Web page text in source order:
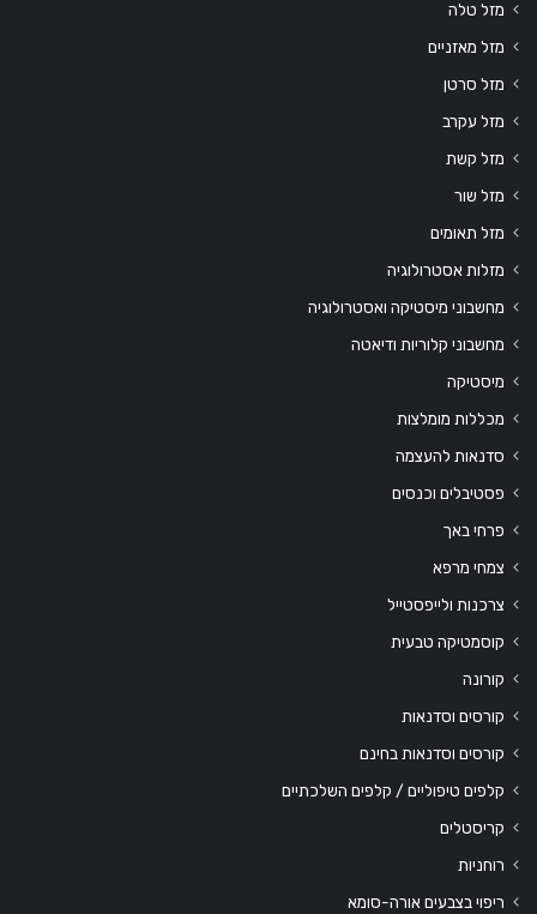
מזל טלה
מזל מאזניים
מזל סרטן
מזל עקרב
מזל קשת
מזל שור
מזל תאומים
מזלות אסטרולוגיה
מחשבוני מיסטיקה ואסטרולוגיה
מחשבוני קלוריות ודיאטה
מיסטיקה
מכללות מומלצות
סדנאות להעצמה
פסטיבלים וכנסים
פרחי באך
צמחי מרפא
צרכנות ולייפסטייל
קוסמטיקה טבעית
קורונה
קורסים וסדנאות
קורסים וסדנאות בחינם
קלפים טיפוליים / קלפים השלכתיים
קריסטלים
רוחניות
ריפוי בצבעים אורה-סומא